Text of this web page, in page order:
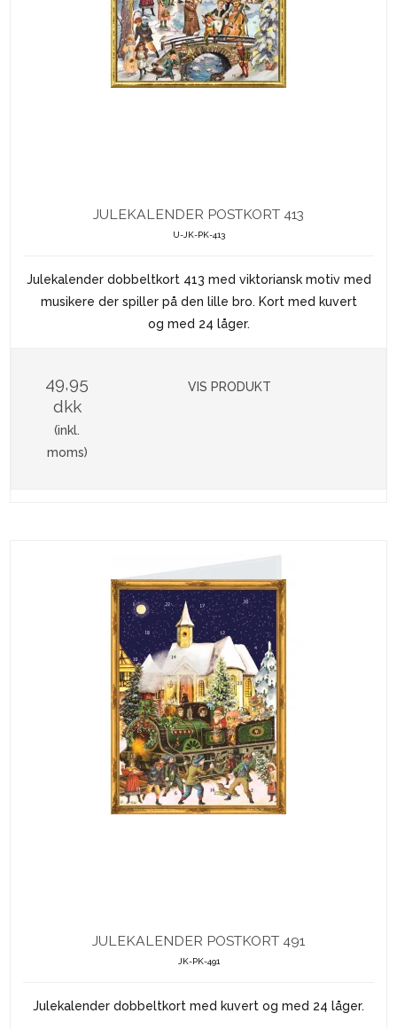
JULEKALENDER POSTKORT 413
U-JK-PK-413
Julekalender dobbeltkort 413 med viktoriansk motiv med
musikere der spiller på den lille bro. Kort med kuvert
og med 24 låger.
49,95
dkk
(inkl.
moms)
VIS PRODUKT
JULEKALENDER POSTKORT 491
JK-PK-491
Julekalender dobbeltkort med kuvert og med 24 låger.